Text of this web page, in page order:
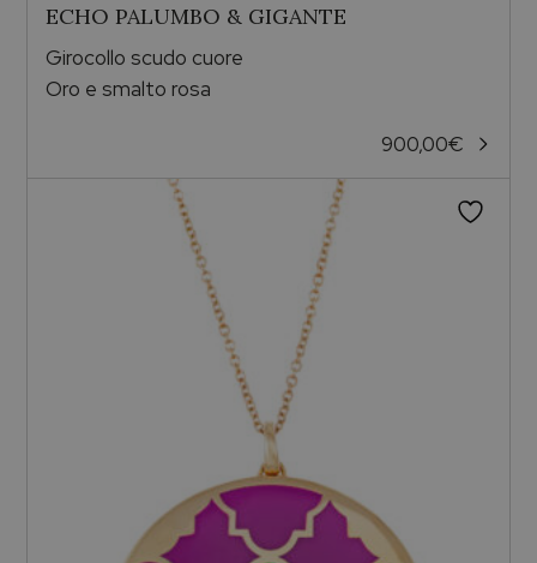
ECHO PALUMBO & GIGANTE
Girocollo scudo cuore
Oro e smalto rosa
900,00€